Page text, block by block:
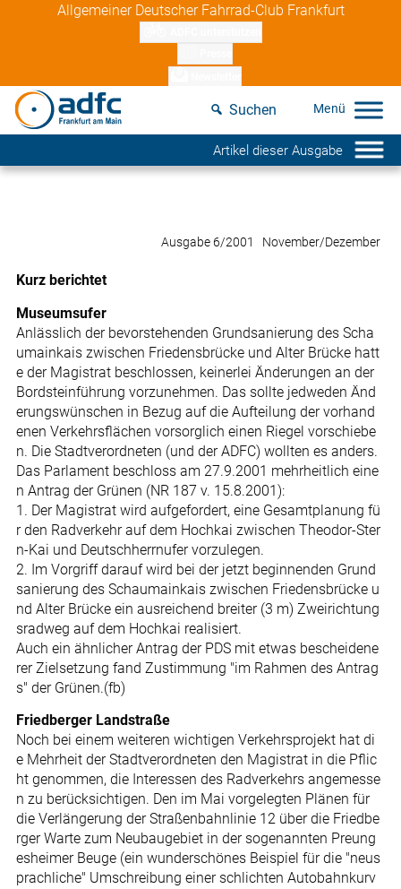
Allgemeiner Deutscher Fahrrad-Club Frankfurt
Suchen
Artikel dieser Ausgabe
Ausgabe 6/2001 November/Dezember
Kurz berichtet
Museumsufer
Anlässlich der bevorstehenden Grundsanierung des Scha
umainkais zwischen Friedensbrücke und Alter Brücke hatt
e der Magistrat beschlossen, keinerlei Änderungen an der
Bordsteinführung vorzunehmen. Das sollte jedweden Änd
erungswünschen in Bezug auf die Aufteilung der vorhand
enen Verkehrsflächen vorsorglich einen Riegel vorschiebe
n. Die Stadtverordneten (und der ADFC) wollten es anders.
Das Parlament beschloss am 27.9.2001 mehrheitlich eine
n Antrag der Grünen (NR 187 v. 15.8.2001):
1. Der Magistrat wird aufgefordert, eine Gesamtplanung fü
r den Radverkehr auf dem Hochkai zwischen Theodor-Ster
n-Kai und Deutschherrnufer vorzulegen.
2. Im Vorgriff darauf wird bei der jetzt beginnenden Grund
sanierung des Schaumainkais zwischen Friedensbrücke u
nd Alter Brücke ein ausreichend breiter (3 m) Zweirichtung
sradweg auf dem Hochkai realisiert.
Auch ein ähnlicher Antrag der PDS mit etwas bescheidene
rer Zielsetzung fand Zustimmung "im Rahmen des Antrag
s" der Grünen.(fb)
Friedberger Landstraße
Noch bei einem weiteren wichtigen Verkehrsprojekt hat di
e Mehrheit der Stadtverordneten den Magistrat in die Pflic
ht genommen, die Interessen des Radverkehrs angemesse
n zu berücksichtigen. Den im Mai vorgelegten Plänen für
die Verlängerung der Straßenbahnlinie 12 über die Friedbe
rger Warte zum Neubaugebiet in der sogenannten Preung
esheimer Beuge (ein wunderschönes Beispiel für die "neus
prachliche" Umschreibung einer schlichten Autobahnkurv